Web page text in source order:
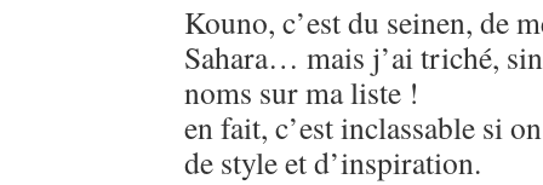
Kouno, c’est du seinen, de
Sahara… mais j’ai triché,
noms sur ma liste !
en fait, c’est inclassable si
de style et d’inspiration.